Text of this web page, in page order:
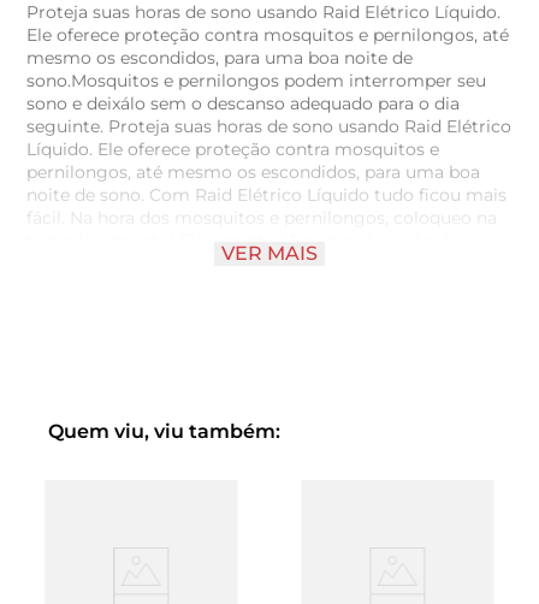
Proteja suas horas de sono usando Raid Elétrico Líquido.
Ele oferece proteção contra mosquitos e pernilongos, até
mesmo os escondidos, para uma boa noite de
sono.Mosquitos e pernilongos podem interromper seu
sono e deixálo sem o descanso adequado para o dia
seguinte. Proteja suas horas de sono usando Raid Elétrico
Líquido. Ele oferece proteção contra mosquitos e
pernilongos, até mesmo os escondidos, para uma boa
noite de sono. Com Raid Elétrico Líquido tudo ficou mais
fácil. Na hora dos mosquitos e pernilongos, coloqueo na
tomada e pronto! Ele garante 45 noites de proteção
(quando usado 8 horas por noite) sem precisar trocar o
VER MAIS
Quem viu, viu também: